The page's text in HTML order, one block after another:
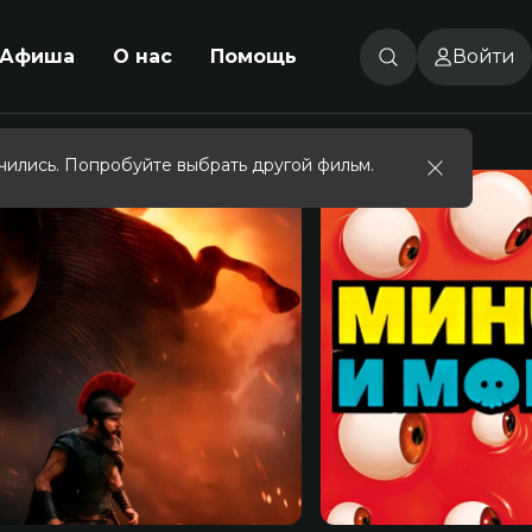
Афиша О нас Помощь Войти
Попробуйте выбрать другой фильм.